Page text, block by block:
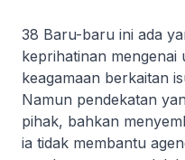
38 Baru-baru ini ada
keprihatinan mengenai
keagamaan berkaitan
Namun pendekatan
pihak, bahkan
ia tidak membantu